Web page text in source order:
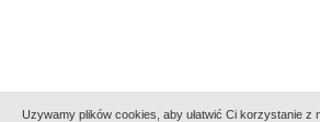
Uzywamy plików cookies, aby ułatwić Ci korzystanie